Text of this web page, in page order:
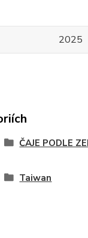
2025
ČAJE PODLE
Taiwan